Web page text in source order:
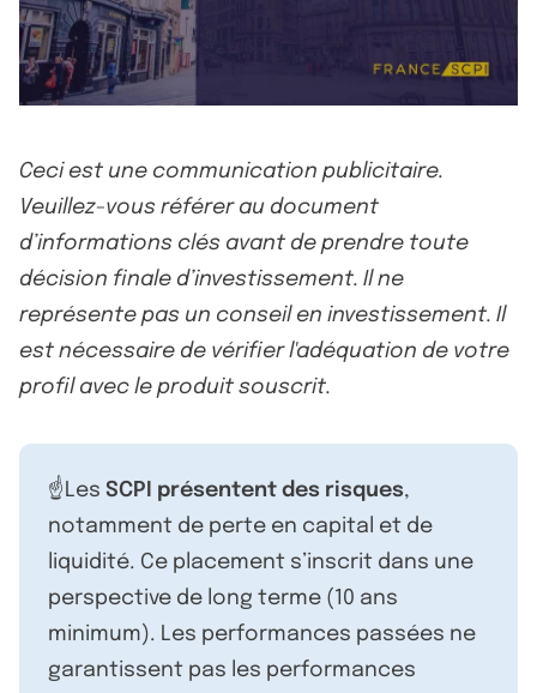
Ceci est une communication publicitaire.
Veuillez-vous référer au document
d’informations clés avant de prendre toute
décision finale d’investissement. Il ne
représente pas un conseil en investissement. Il
est nécessaire de vérifier l'adéquation de votre
profil avec le produit souscrit.
☝️Les SCPI présentent des risques,
notamment de perte en capital et de
liquidité. Ce placement s’inscrit dans une
perspective de long terme (10 ans
minimum). Les performances passées ne
garantissent pas les performances